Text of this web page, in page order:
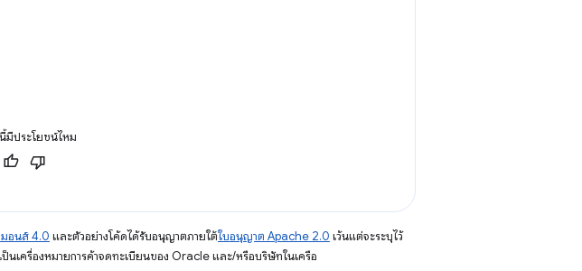
มีประโยชน์ไหม
อนส์ 4.0 และตัวอย่างโค้ดได้รับอนุญาตภายใต้ใบอนุญาต Apache 2.0 เว้นแต่จะระบุไว้
นเครื่องหมายการค้าจดทะเบียนของ Oracle และ/หรือบริษัทในเครือ